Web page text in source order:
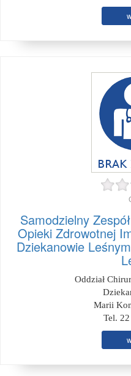
Samodzielny
Opieki Zdrowotnej
Dziekanowie
Oddział
Marii
Tel.